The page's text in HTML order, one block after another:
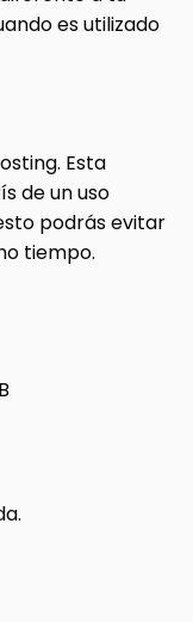
es utilizado
Esta
de un uso
podrás evitar
tiempo.